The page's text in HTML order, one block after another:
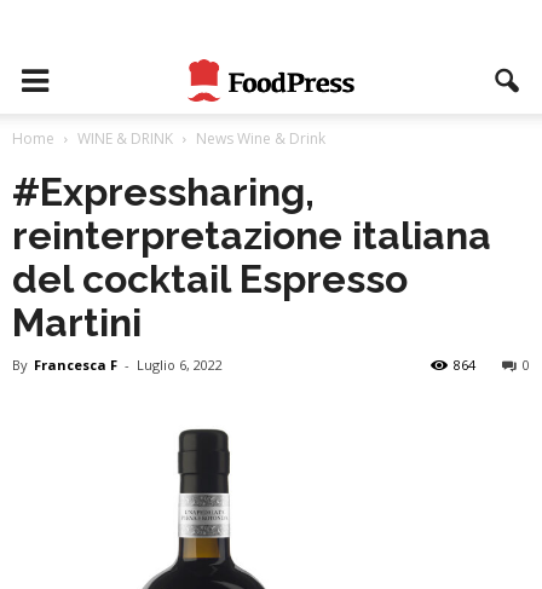
Home WINE & DRINK News Wine & Drink
#Expressharing,
reinterpretazione italiana
del cocktail Espresso
Martini
By Francesca F - Luglio 6, 2022 0
864